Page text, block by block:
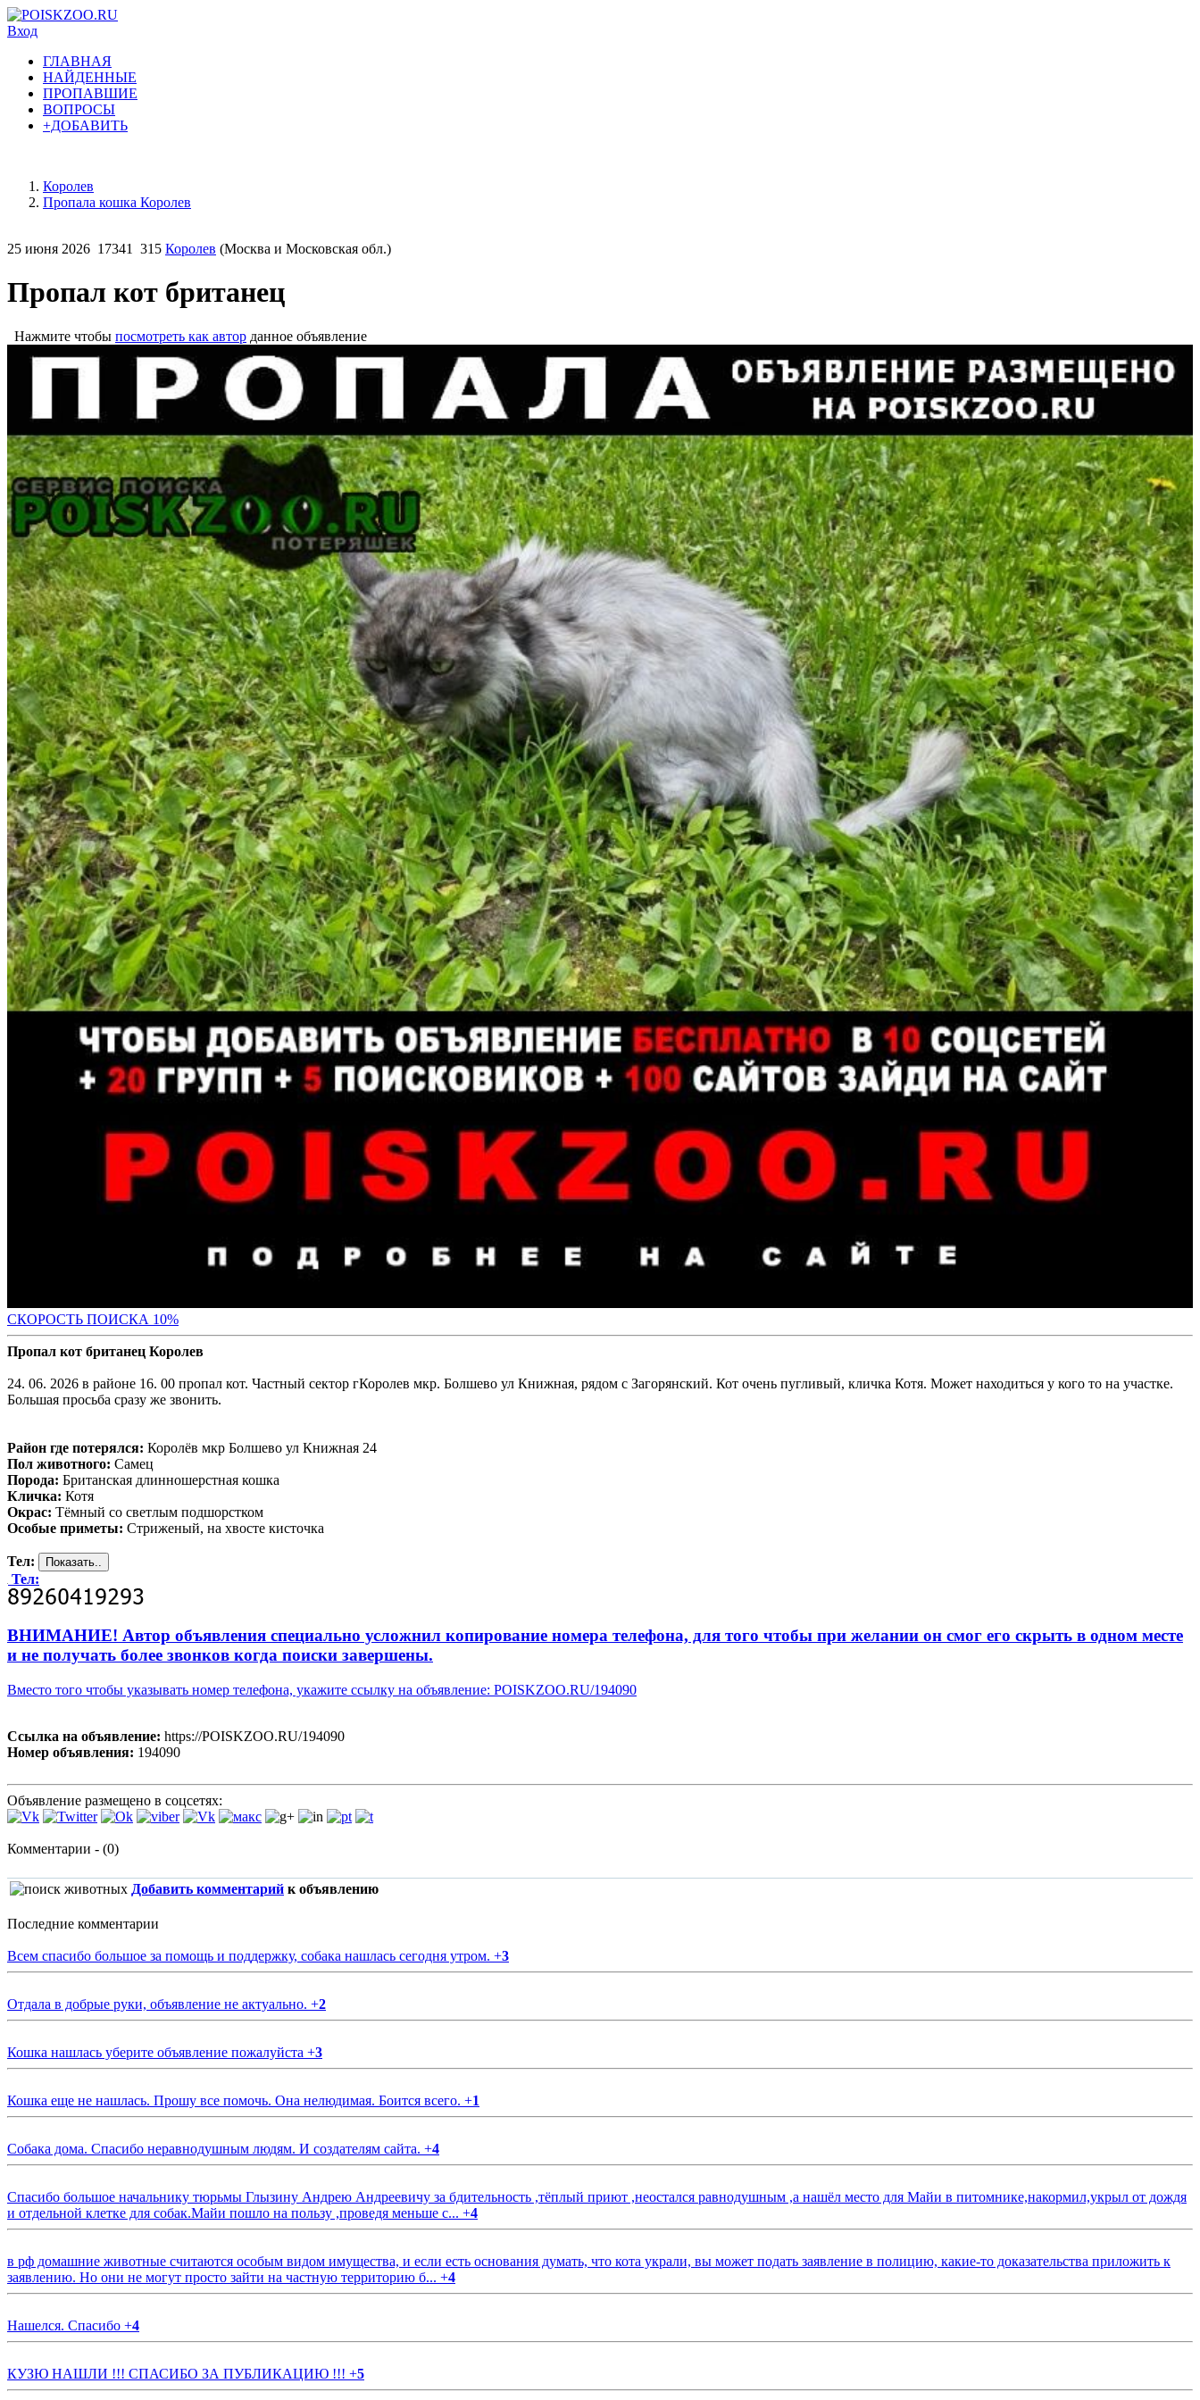
Вход
ГЛАВНАЯ
НАЙДЕННЫЕ
ПРОПАВШИЕ
ВОПРОСЫ
+ДОБАВИТЬ
Королев
Пропала кошка Королев
25 июня 2026 17341 315 Королев (Москва и Московская обл.)
Пропал кот британец
Нажмите чтобы посмотреть как автор данное объявление
СКОРОСТЬ ПОИСКА 10%
Пропал кот британец Королев
24. 06. 2026 в районе 16. 00 пропал кот. Частный сектор гКоролев мкр. Болшево ул Книжная, рядом с Загорянский. Кот очень пугливый, кличка Котя. Может находиться у кого то на участке.
Большая просьба сразу же звонить.
Район где потерялся: Королёв мкр Болшево ул Книжная 24
Пол животного: Самец
Порода: Британская длинношерстная кошка
Кличка: Котя
Окрас: Тёмный со светлым подшорстком
Особые приметы: Стриженый, на хвосте кисточка
Тел:
Тел:
ВНИМАНИЕ! Автор объявления специально усложнил копирование номера телефона, для того чтобы при желании он смог его скрыть в одном месте
и не получать более звонков когда поиски завершены.
Вместо того чтобы указывать номер телефона, укажите ссылку на объявление: POISKZOO.RU/194090
Ссылка на объявление: https://POISKZOO.RU/194090
Номер объявления: 194090
Объявление размещено в соцсетях:
Комментарии - (0)
Добавить комментарий к объявлению
Последние комментарии
Всем спасибо большое за помощь и поддержку, собака нашлась сегодня утром. +3
Отдала в добрые руки, объявление не актуально. +2
Кошка нашлась уберите объявление пожалуйста +3
Кошка еще не нашлась. Прошу все помочь. Она нелюдимая. Боится всего. +1
Собака дома. Спасибо неравнодушным людям. И создателям сайта. +4
Спасибо большое начальнику тюрьмы Глызину Андрею Андреевичу за бдительность ,тёплый приют ,неостался равнодушным ,а нашёл место для Майи в питомнике,накормил,укрыл от дождя
и отдельной клетке для собак.Майи пошло на пользу ,проведя меньше с... +4
в рф домашние животные считаются особым видом имущества, и если есть основания думать, что кота украли, вы может подать заявление в полицию, какие-то доказательства приложить к
заявлению. Но они не могут просто зайти на частную территорию б... +4
Нашелся. Спасибо +4
КУЗЮ НАШЛИ !!! СПАСИБО ЗА ПУБЛИКАЦИЮ !!! +5